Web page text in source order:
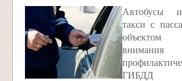
Автобусы
такси с
объектом
ГИБДД